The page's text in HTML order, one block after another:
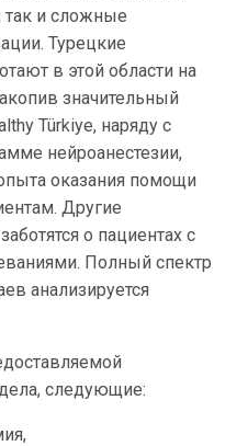
так и сложные
Турецкие
в этой области на
значительный
Türkiye, наряду с
нейроанестезии,
оказания помощи
Другие
о пациентах с
Полный спектр
анализируется
следующие: